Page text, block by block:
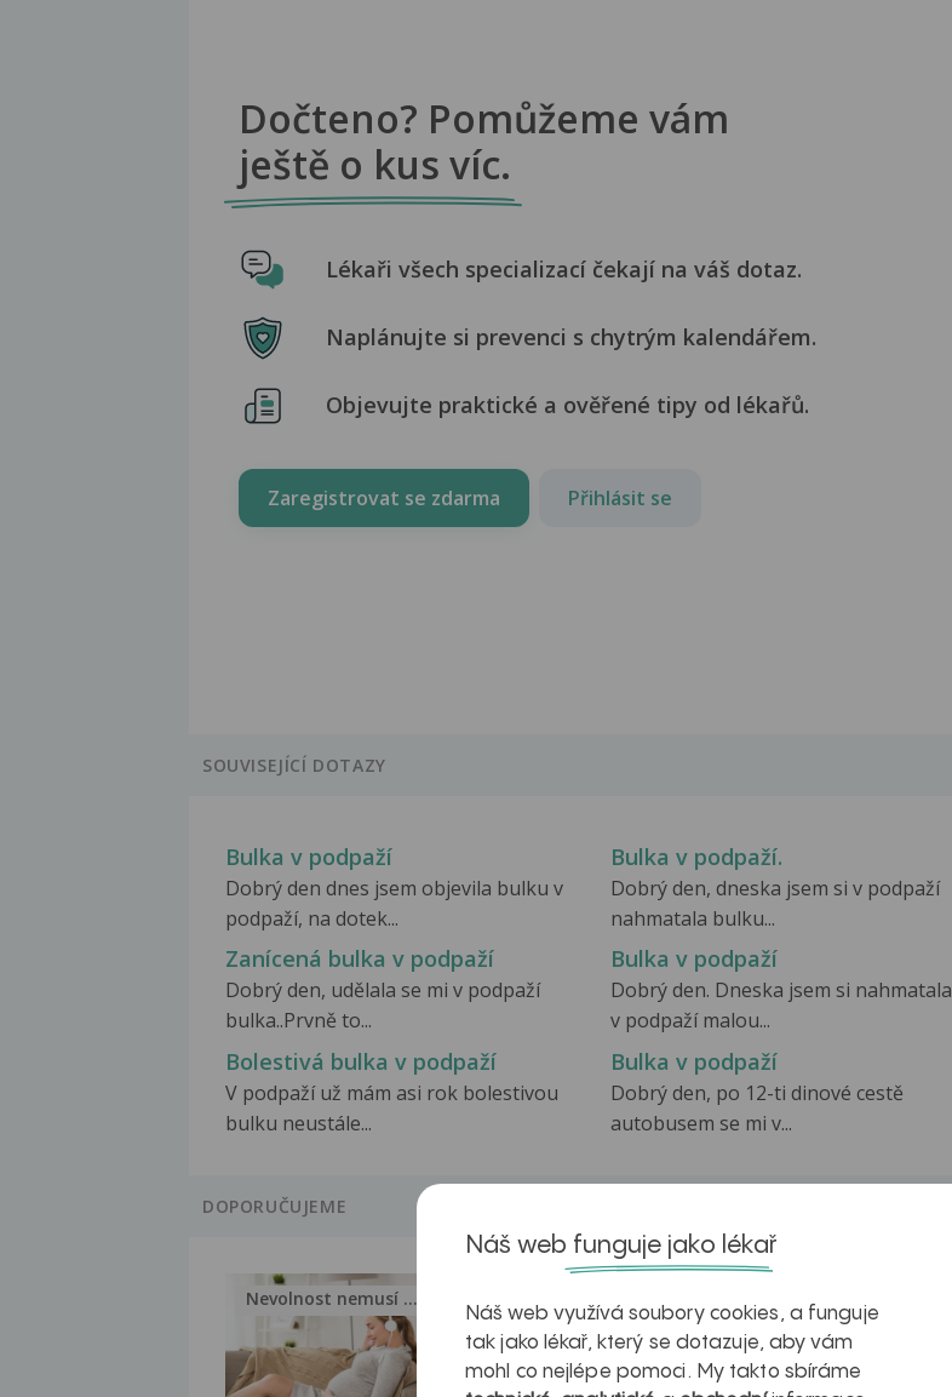
Dočteno? Pomůžeme vám
ještě o kus víc.
Lékaři všech specializací čekají na váš dotaz.
Naplánujte si prevenci s chytrým kalendářem.
Objevujte praktické a ověřené tipy od lékařů.
Zaregistrovat se zdarma Přihlásit se
SOUVISEJÍCÍ DOTAZY
Bulka v podpaží
Dobrý den dnes jsem objevila bulku v
podpaží, na dotek...
Bulka v podpaží.
Dobrý den, dneska jsem si v podpaží
nahmatala bulku...
Zanícená bulka v podpaží
Dobrý den, udělala se mi v podpaží
bulka..Prvně to...
Bulka v podpaží
Dobrý den. Dneska jsem si nahmatala
v podpaží malou...
Bolestivá bulka v podpaží
V podpaží už mám asi rok bolestivou
bulku neustále...
Bulka v podpaží
Dobrý den, po 12-ti dinové cestě
autobusem se mi v...
DOPORUČUJEME
Nevolnost nemusí být nutnou...
Náš web funguje jako lékař
Náš web využívá soubory cookies, a funguje
tak jako lékař, který se dotazuje, aby vám
mohl co nejlépe pomoci. My takto sbíráme